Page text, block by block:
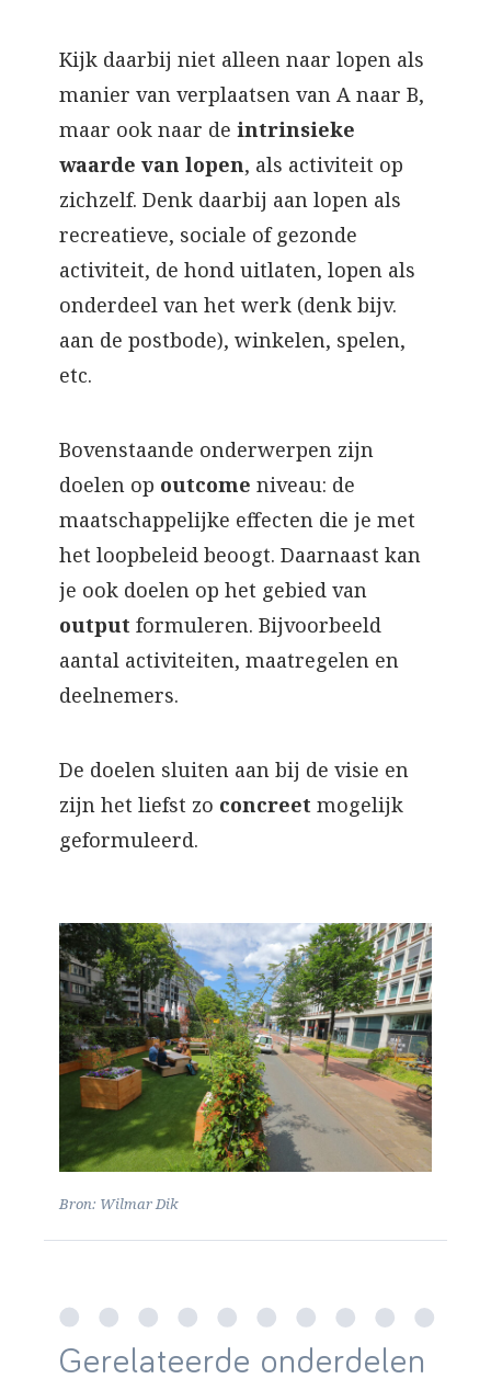
Kijk daarbij niet alleen naar lopen als
manier van verplaatsen van A naar B,
maar ook naar de intrinsieke
waarde van lopen, als activiteit op
zichzelf. Denk daarbij aan lopen als
recreatieve, sociale of gezonde
activiteit, de hond uitlaten, lopen als
onderdeel van het werk (denk bijv.
aan de postbode), winkelen, spelen,
etc.
Bovenstaande onderwerpen zijn
doelen op outcome niveau: de
maatschappelijke effecten die je met
het loopbeleid beoogt. Daarnaast kan
je ook doelen op het gebied van
output formuleren. Bijvoorbeeld
aantal activiteiten, maatregelen en
deelnemers.
De doelen sluiten aan bij de visie en
zijn het liefst zo concreet mogelijk
geformuleerd.
Bron: Wilmar Dik
Gerelateerde onderdelen